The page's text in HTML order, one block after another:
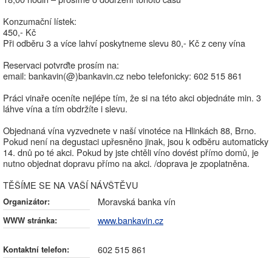
Konzumační lístek:
450,- Kč
Při odběru 3 a více lahví poskytneme slevu 80,- Kč z ceny vína
Reservaci potvrďte prosím na:
email: bankavin(@)bankavin.cz nebo telefonicky: 602 515 861
Práci vinaře oceníte nejlépe tím, že si na této akci objednáte min. 3
láhve vína a tím obdržíte i slevu.
Objednaná vína vyzvednete v naší vinotéce na Hlinkách 88, Brno.
Pokud není na degustaci upřesněno jinak, jsou k odběru automaticky
14. dnů po té akci. Pokud by jste chtěli víno dovést přímo domů, je
nutno objednat dopravu přímo na akci. /doprava je zpoplatněna.
TĚŠÍME SE NA VAŠÍ NÁVŠTĚVU
Organizátor: Moravská banka vín
WWW stránka: www.bankavin.cz
Kontaktní telefon: 602 515 861